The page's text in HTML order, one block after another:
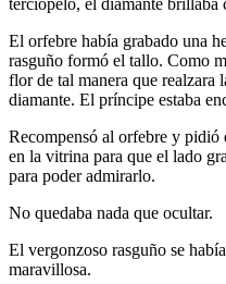
terciopelo, el diamante brillaba
El orfebre había grabado una
rasguño formó el tallo. Como
flor de tal manera que realzara
diamante. El príncipe estaba
Recompensó al orfebre y
en la vitrina para que el lado
para poder admirarlo.
No quedaba nada que ocultar.
El vergonzoso rasguño se
maravillosa.